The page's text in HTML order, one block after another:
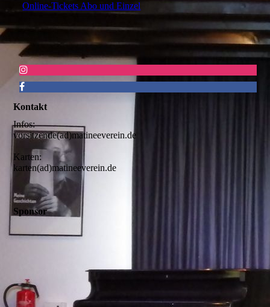
Online-Tickets Abo und Einzel
Kontakt
Infos:
vorsitzende(ad)matineeverein.de
Karten:
karten(ad)matineeverein.de
Sponsor